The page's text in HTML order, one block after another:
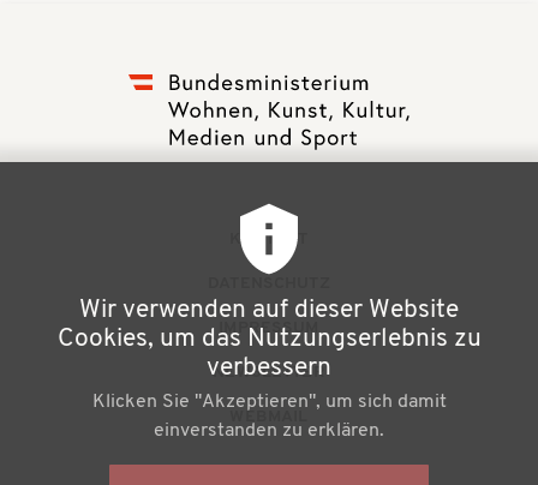
ß
e
KONTAKT
IMPRESSUM
NEWSLETTER
Wir verwenden auf dieser Website
Cookies, um das Nutzungserlebnis zu
verbessern
Klicken Sie "Akzeptieren", um sich damit
einverstanden zu erklären.